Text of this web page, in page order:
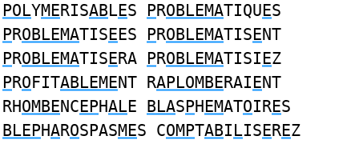
POLYMERISABLES PROBLEMATIQUES
PROBLEMATISEES PROBLEMATISENT
PROBLEMATISERA PROBLEMATISIEZ
PROFITABLEMENT RAPLOMBERAIENT
RHOMBENCEPHALE BLASPHEMATOIRES
BLEPHAROSPASMES COMPTABILISEREZ